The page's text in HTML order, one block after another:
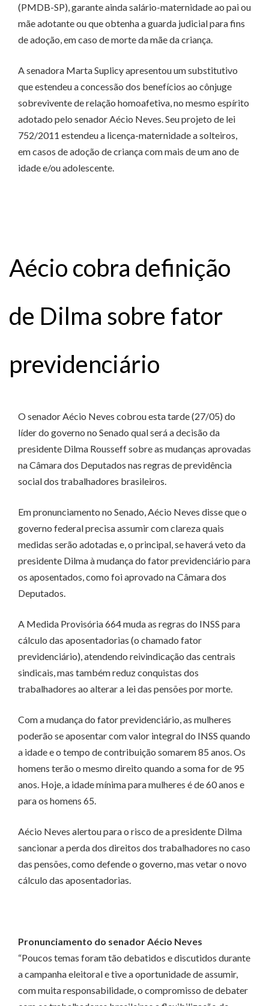
(PMDB-SP), garante ainda salário-maternidade ao pai ou
mãe adotante ou que obtenha a guarda judicial para fins
de adoção, em caso de morte da mãe da criança.
A senadora Marta Suplicy apresentou um substitutivo
que estendeu a concessão dos benefícios ao cônjuge
sobrevivente de relação homoafetiva, no mesmo espírito
adotado pelo senador Aécio Neves. Seu projeto de lei
752/2011 estendeu a licença-maternidade a solteiros,
em casos de adoção de criança com mais de um ano de
idade e/ou adolescente.
Aécio cobra definição
de Dilma sobre fator
previdenciário
O senador Aécio Neves cobrou esta tarde (27/05) do
líder do governo no Senado qual será a decisão da
presidente Dilma Rousseff sobre as mudanças aprovadas
na Câmara dos Deputados nas regras de previdência
social dos trabalhadores brasileiros.
Em pronunciamento no Senado, Aécio Neves disse que o
governo federal precisa assumir com clareza quais
medidas serão adotadas e, o principal, se haverá veto da
presidente Dilma à mudança do fator previdenciário para
os aposentados, como foi aprovado na Câmara dos
Deputados.
A Medida Provisória 664 muda as regras do INSS para
cálculo das aposentadorias (o chamado fator
previdenciário), atendendo reivindicação das centrais
sindicais, mas também reduz conquistas dos
trabalhadores ao alterar a lei das pensões por morte.
Com a mudança do fator previdenciário, as mulheres
poderão se aposentar com valor integral do INSS quando
a idade e o tempo de contribuição somarem 85 anos. Os
homens terão o mesmo direito quando a soma for de 95
anos. Hoje, a idade mínima para mulheres é de 60 anos e
para os homens 65.
Aécio Neves alertou para o risco de a presidente Dilma
sancionar a perda dos direitos dos trabalhadores no caso
das pensões, como defende o governo, mas vetar o novo
cálculo das aposentadorias.
Pronunciamento do senador Aécio Neves
“Poucos temas foram tão debatidos e discutidos durante
a campanha eleitoral e tive a oportunidade de assumir,
com muita responsabilidade, o compromisso de debater